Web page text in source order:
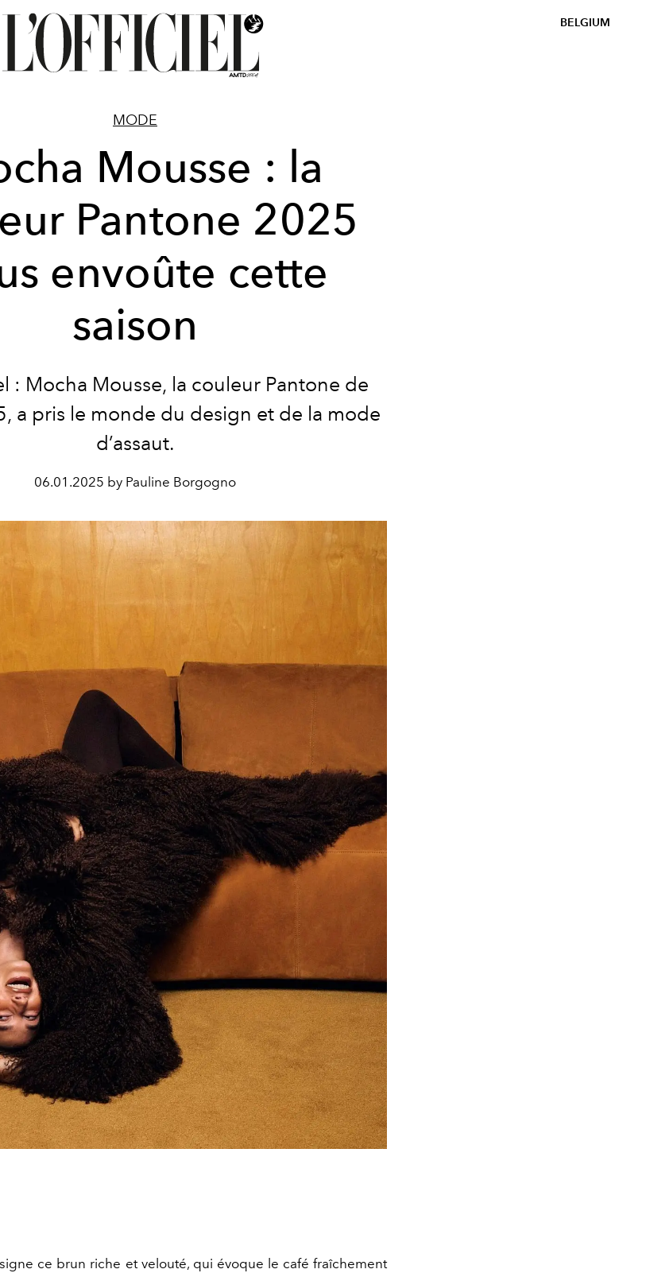
BELGIUM
MODE
Mousse : la
Pantone 2025
envoûte cette
saison
: Mocha Mousse, la couleur Pantone de
a pris le monde du design et de la mode
d’assaut.
06.01.2025 by Pauline Borgogno
ce brun riche et velouté, qui évoque le café fraîchement